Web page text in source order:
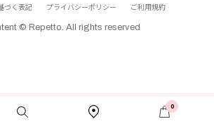
0
づく表記 プライバシーポリシー ご利用規約
© Repetto. All rights reserved